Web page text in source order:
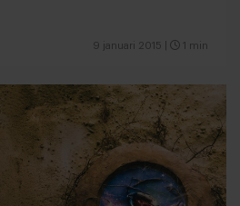
9 januari 2015 1 min